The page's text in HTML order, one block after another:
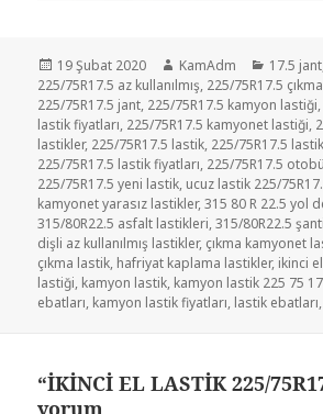
Yayın
tarihi
19 Şubat 2020 Yazar
KamAdm 17.5 jant
225/75R17.5 az kullanılmış, 225/75R17.5 çıkma
225/75R17.5 jant, 225/75R17.5 kamyon lastiği,
lastik fiyatları, 225/75R17.5 kamyonet lastiği,
lastikler, 225/75R17.5 lastik, 225/75R17.5
225/75R17.5 lastik fiyatları, 225/75R17.5
225/75R17.5 yeni lastik, ucuz lastik 225/
kamyonet yarasız lastikler,315 80 R 22.5 yol
315/80R22.5 asfalt lastikleri,315/80R22.5
dişli az kullanılmış lastikler, çıkma kamyonet
çıkma lastik, hafriyat kaplama lastikler, ikinci
lastiği, kamyon lastik, kamyon lastik 225 75
ebatları, kamyon lastik fiyatları, lastik ebatları,
“İKİNCİ EL LASTİK 225/
yorum